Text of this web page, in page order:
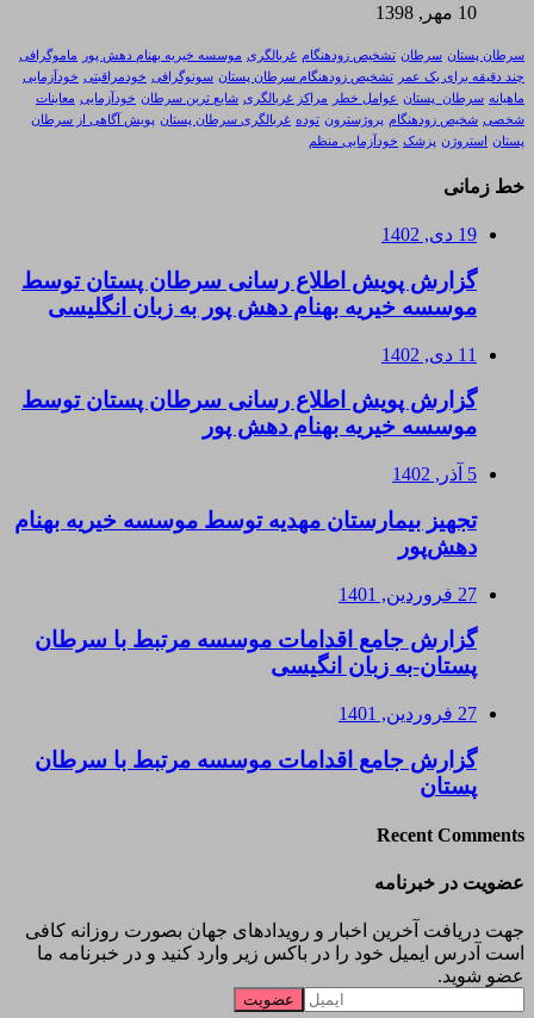
10 مهر, 1398
سرطان پستان سرطان تشخیص زودهنگام غربالگری موسسه خیریه بهنام دهش پور
ماموگرافی
چند دقیقه برای یک عمر
تشخیص زودهنگام سرطان پستان سونوگرافی خودمراقبتی خودآزمایی
ماهیانه سرطان_پستان عوامل خطر مراکز غربالگری شایع ترین سرطان خودآزمایی معاینات
شخصی شخیص زودهنگام پروژسترون توده غربالگری سرطان پستان پویش آگاهی از سرطان
پستان
استروژن پزشک خودآزمایی منظم
خط زمانی
19 دی, 1402
گزارش پویش اطلاع رسانی سرطان پستان توسط
موسسه خیریه بهنام دهش پور به زبان انگلیسی
11 دی, 1402
گزارش پویش اطلاع رسانی سرطان پستان توسط
موسسه خیریه بهنام دهش پور
5 آذر, 1402
تجهیز بیمارستان مهدیه توسط موسسه خیریه بهنام
دهش‌پور
27 فروردین, 1401
گزارش جامع اقدامات موسسه مرتبط با سرطان
پستان-به زبان انگیسی
27 فروردین, 1401
گزارش جامع اقدامات موسسه مرتبط با سرطان
پستان
Recent Comments
عضویت در خبرنامه
جهت دریافت آخرین اخبار و رویدادهای جهان بصورت روزانه کافی
است آدرس ایمیل خود را در باکس زیر وارد کنید و در خبرنامه ما
عضو شوید.